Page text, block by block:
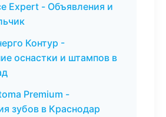
Expert - Объявления и
Контур -
оснастки и штампов в
Premium -
зубов в Краснодар